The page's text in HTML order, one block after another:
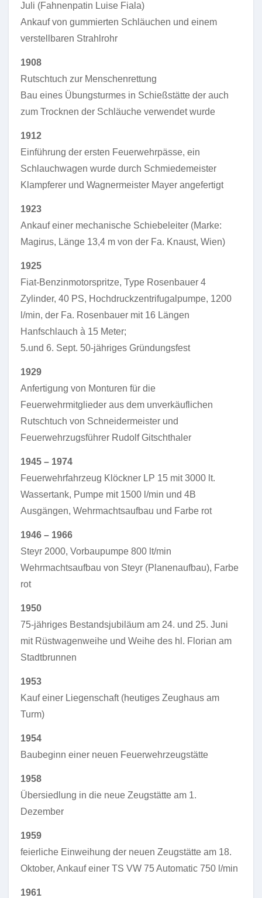
Juli (Fahnenpatin Luise Fiala)
Ankauf von gummierten Schläuchen und einem
verstellbaren Strahlrohr
1908
Rutschtuch zur Menschenrettung
Bau eines Übungsturmes in Schießstätte der auch
zum Trocknen der Schläuche verwendet wurde
1912
Einführung der ersten Feuerwehrpässe, ein
Schlauchwagen wurde durch Schmiedemeister
Klampferer und Wagnermeister Mayer angefertigt
1923
Ankauf einer mechanische Schiebeleiter (Marke:
Magirus, Länge 13,4 m von der Fa. Knaust, Wien)
1925
Fiat-Benzinmotorspritze, Type Rosenbauer 4
Zylinder, 40 PS, Hochdruckzentrifugalpumpe, 1200
l/min, der Fa. Rosenbauer mit 16 Längen
Hanfschlauch à 15 Meter;
5.und 6. Sept. 50-jähriges Gründungsfest
1929
Anfertigung von Monturen für die
Feuerwehrmitglieder aus dem unverkäuflichen
Rutschtuch von Schneidermeister und
Feuerwehrzugsführer Rudolf Gitschthaler
1945 – 1974
Feuerwehrfahrzeug Klöckner LP 15 mit 3000 lt.
Wassertank, Pumpe mit 1500 l/min und 4B
Ausgängen, Wehrmachtsaufbau und Farbe rot
1946 – 1966
Steyr 2000, Vorbaupumpe 800 lt/min
Wehrmachtsaufbau von Steyr (Planenaufbau), Farbe
rot
1950
75-jähriges Bestandsjubiläum am 24. und 25. Juni
mit Rüstwagenweihe und Weihe des hl. Florian am
Stadtbrunnen
1953
Kauf einer Liegenschaft (heutiges Zeughaus am
Turm)
1954
Baubeginn einer neuen Feuerwehrzeugstätte
1958
Übersiedlung in die neue Zeugstätte am 1.
Dezember
1959
feierliche Einweihung der neuen Zeugstätte am 18.
Oktober, Ankauf einer TS VW 75 Automatic 750 l/min
1961